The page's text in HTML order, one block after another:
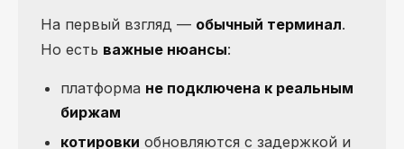
На первый взгляд — обычный терминал.
Но есть важные нюансы:
платформа не подключена к реальным
биржам
котировки обновляются с задержкой и